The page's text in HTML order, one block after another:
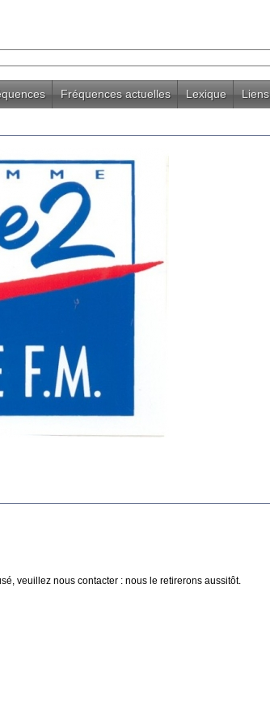
Fréquences actuelles Lexique Liens
veuillez nous contacter : nous le retirerons aussitôt.